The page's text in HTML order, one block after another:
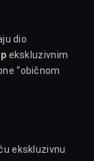
dio
ekskluzivnim
“običnom
ekskluzivnu